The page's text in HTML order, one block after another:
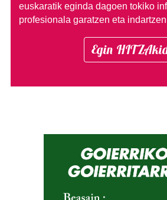
euskaratik eginda dagoen tokiko
profesionala garatzen eta
Egin